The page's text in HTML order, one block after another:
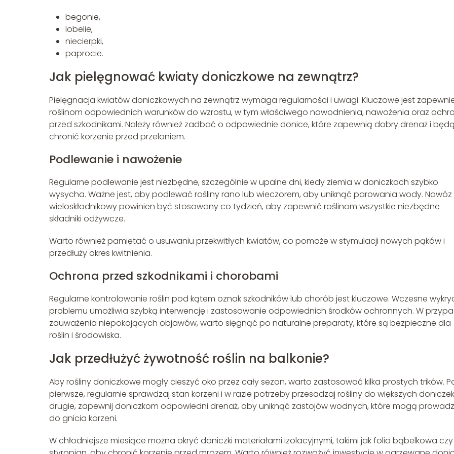
begonie,
lobelie,
niecierpki,
paprocie.
Jak pielęgnować kwiaty doniczkowe na zewnątrz?
Pielęgnacja kwiatów doniczkowych na zewnątrz wymaga regularności i uwagi. Kluczowe jest
roślinom odpowiednich warunków do wzrostu, w tym właściwego nawodnienia, nawożenia oraz
przed szkodnikami. Należy również zadbać o odpowiednie donice, które zapewnią dobry drenaż i będą
chronić korzenie przed przelaniem.
Podlewanie i nawożenie
Regularne podlewanie jest niezbędne, szczególnie w upalne dni, kiedy ziemia w doniczkach szybko
wysycha. Ważne jest, aby podlewać rośliny rano lub wieczorem, aby uniknąć parowania wody. Nawóz
wieloskładnikowy powinien być stosowany co tydzień, aby zapewnić roślinom wszystkie niezbędne
składniki odżywcze.
Warto również pamiętać o usuwaniu przekwitłych kwiatów, co pomoże w stymulacji nowych pąków i
przedłuży okres kwitnienia.
Ochrona przed szkodnikami i chorobami
Regularne kontrolowanie roślin pod kątem oznak szkodników lub chorób jest kluczowe. Wczesne
problemu umożliwia szybką interwencję i zastosowanie odpowiednich środków ochronnych. W
zauważenia niepokojących objawów, warto sięgnąć po naturalne preparaty, które są bezpieczne dla
roślin i środowiska.
Jak przedłużyć żywotność roślin na balkonie?
Aby rośliny doniczkowe mogły cieszyć oko przez cały sezon, warto zastosować kilka prostych trików.
pierwsze, regularnie sprawdzaj stan korzeni i w razie potrzeby przesadzaj rośliny do większych
drugie, zapewnij doniczkom odpowiedni drenaż, aby uniknąć zastojów wodnych, które mogą
do gnicia korzeni.
W chłodniejsze miesiące można okryć doniczki materiałami izolacyjnymi, takimi jak folia bąbelkowa czy